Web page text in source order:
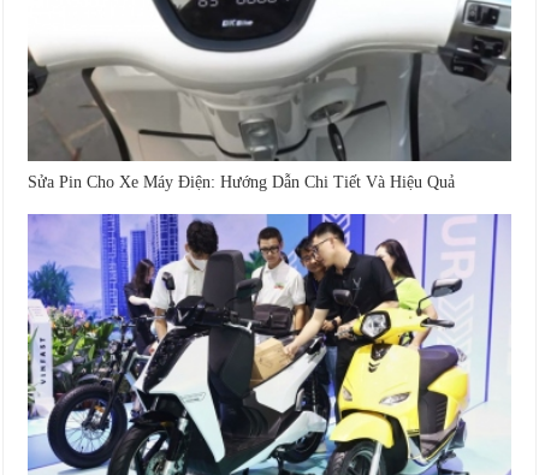
Sửa Pin Cho Xe Máy Điện: Hướng Dẫn Chi Tiết Và Hiệu Quả